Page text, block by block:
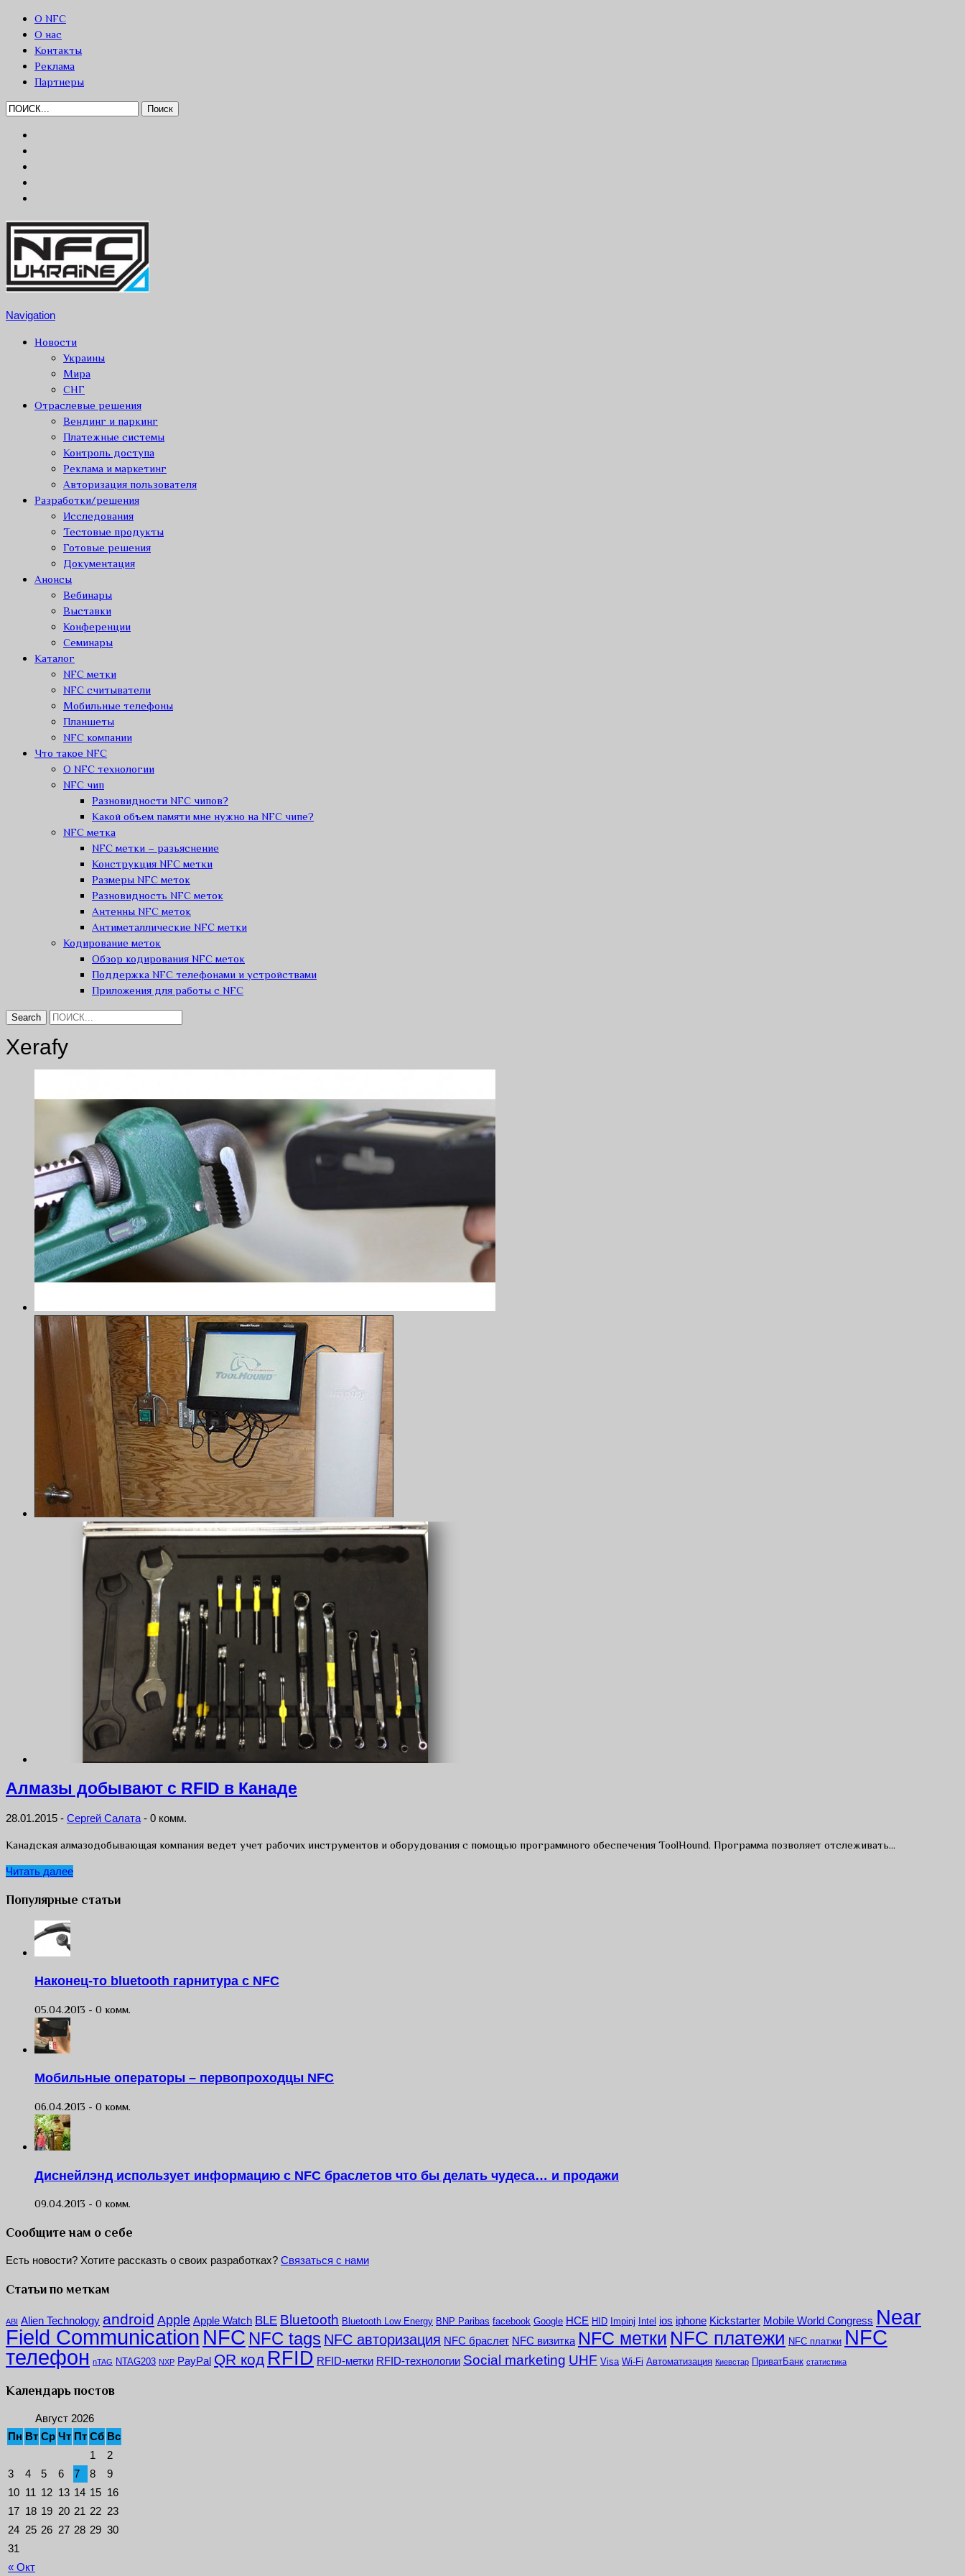
О NFC
О нас
Контакты
Реклама
Партнеры
Navigation
Новости
Украины
Мира
СНГ
Отраслевые решения
Вендинг и паркинг
Платежные системы
Контроль доступа
Реклама и маркетинг
Авторизация пользователя
Разработки/решения
Исследования
Тестовые продукты
Готовые решения
Документация
Анонсы
Вебинары
Выставки
Конференции
Семинары
Каталог
NFC метки
NFC считыватели
Мобильные телефоны
Планшеты
NFC компании
Что такое NFC
О NFC технологии
NFC чип
Разновидности NFC чипов?
Какой объем памяти мне нужно на NFC чипе?
NFC метка
NFC метки – разьяснение
Конструкция NFC метки
Размеры NFC меток
Разновидность NFC меток
Антенны NFC меток
Антиметаллические NFC метки
Кодирование меток
Обзор кодирования NFC меток
Поддержка NFC телефонами и устройствами
Приложения для работы с NFC
Xerafy
Алмазы добывают с RFID в Канаде
28.01.2015 - Сергей Салата - 0 комм.
Канадская алмазодобывающая компания ведет учет рабочих инструментов и оборудования с помощью программного обеспечения ToolHound. Программа позволяет отслеживать…
Читать далее
Популярные статьи
Наконец-то bluetooth гарнитура с NFC
05.04.2013 - 0 комм.
Мобильные операторы – первопроходцы NFC
06.04.2013 - 0 комм.
Диснейлэнд использует информацию с NFC браслетов что бы делать чудеса… и продажи
09.04.2013 - 0 комм.
Сообщите нам о себе
Есть новости? Хотите рассказть о своих разработках? Связаться с нами
Статьи по меткам
ABI Alien Technology android Apple Apple Watch BLE Bluetooth Bluetooth Low Energy BNP Paribas facebook Google HCE HID Impinj Intel ios iphone Kickstarter Mobile World Congress Near
Field Communication NFC NFC tags NFC авторизация NFC браслет NFC визитка NFC метки NFC платежи NFC платжи NFC
телефон nTAG NTAG203 NXP PayPal QR код RFID RFID-метки RFID-технологии Social marketing UHF Visa Wi-Fi Автоматизация Киевстар ПриватБанк статистика
Календарь постов
Август 2026
Пн Вт Ср Чт Пт Сб Вс
« Окт
1
2
3
4 5 6 7 8
9
10 11 12 13 14 15 16
17 18 19 20 21 22 23
24 25 26 27 28 29 30
31